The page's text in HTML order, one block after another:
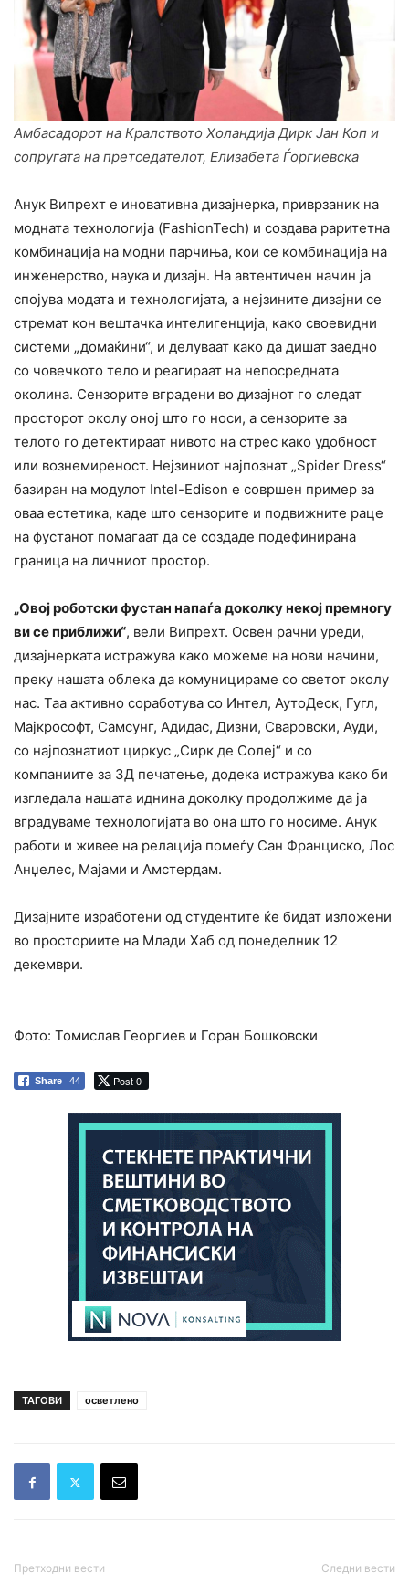
Амбасадорот на Кралството Холандија Дирк Јан Коп и
сопругата на претседателот, Елизабета Ѓоргиевска
Анук Випрехт е иновативна дизајнерка, приврзаник на
модната технологија (FashionTech) и создава раритетна
комбинација на модни парчиња, кои се комбинација на
инженерство, наука и дизајн. На автентичен начин ја
спојува модата и технологијата, а нејзините дизајни се
стремат кон вештачка интелигенција, како своевидни
системи „домаќини“, и делуваат како да дишат заедно
со човечкото тело и реагираат на непосредната
околина. Сензорите вградени во дизајнот го следат
просторот околу оној што го носи, а сензорите за
телото го детектираат нивото на стрес како удобност
или вознемиреност. Нејзиниот најпознат „Spider Dress“
базиран на модулот Intel-Edison е совршен пример за
оваа естетика, каде што сензорите и подвижните раце
на фустанот помагаат да се создаде подефинирана
граница на личниот простор.
„Овој роботски фустан напаѓа доколку некој премногу
ви се приближи“, вели Випрехт. Освен рачни уреди,
дизајнерката истражува како можеме на нови начини,
преку нашата облека да комуницираме со светот околу
нас. Таа активно соработува со Интел, АутоДеск, Гугл,
Мајкрософт, Самсунг, Адидас, Дизни, Сваровски, Ауди,
со најпознатиот циркус „Сирк де Солеј“ и со
компаниите за 3Д печатење, додека истражува како би
изгледала нашата иднина доколку продолжиме да ја
вградуваме технологијата во она што го носиме. Анук
работи и живее на релација помеѓу Сан Франциско, Лос
Анџелес, Мајами и Амстердам.
Дизајните изработени од студентите ќе бидат изложени
во просториите на Млади Хаб од понеделник 12
декември.
Фото: Томислав Георгиев и Горан Бошковски
Share 44 Post 0
ТАГОВИ осветлено
Претходни вести Следни вести